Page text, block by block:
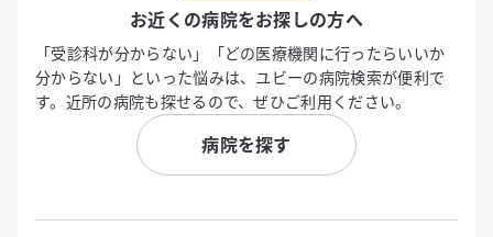
お近くの病院をお探しの方へ
「受診科が分からない」「どの医療機関に行ったらいいか
分からない」といった悩みは、ユビーの病院検索が便利で
す。近所の病院も探せるので、ぜひご利用ください。
病院を探す